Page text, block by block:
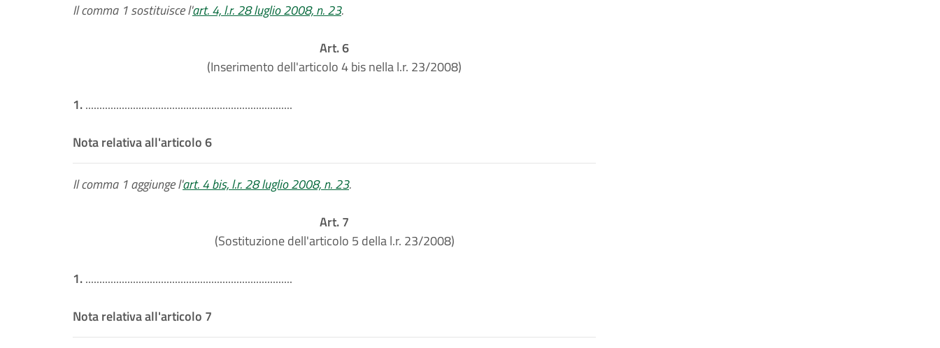
Il comma 1 sostituisce l'art. 4, l.r. 28 luglio 2008, n. 23.
Art. 6
(Inserimento dell'articolo 4 bis nella l.r. 23/2008)
1...........................................................................
Nota relativa all'articolo 6
Il comma 1 aggiunge l'art. 4 bis, l.r. 28 luglio 2008, n. 23.
Art. 7
(Sostituzione dell'articolo 5 della l.r. 23/2008)
1...........................................................................
Nota relativa all'articolo 7